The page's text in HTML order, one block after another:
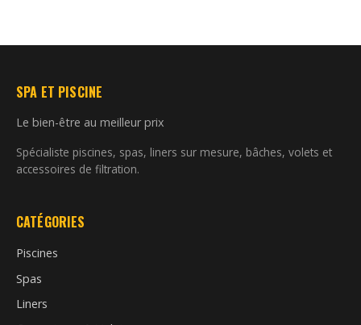
SPA ET PISCINE
Le bien-être au meilleur prix
Spécialiste piscines, spas, liners sur mesure, bâches, volets et
accessoires de filtration.
CATÉGORIES
Piscines
Spas
Liners